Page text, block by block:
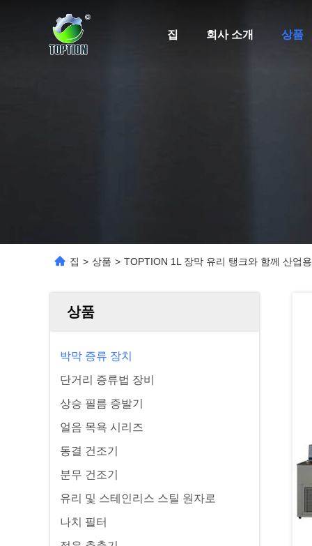
집 회사 소개 상품
집 > 상품 > TOPTION 1L 장막 유리 탱크와 함께 산업
상품
박막 증류 장치
단거리 증류법 장비
상승 필름 증발기
얼음 목욕 시리즈
동결 건조기
분무 건조기
유리 및 스테인리스 스틸 원자로
나치 필터